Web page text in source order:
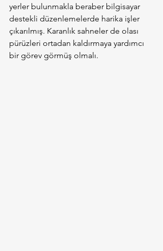
yerler bulunmakla beraber bilgisayar
destekli düzenlemelerde harika işler
çıkarılmış. Karanlık sahneler de olası
pürüzleri ortadan kaldırmaya yardımcı
bir görev görmüş olmalı.